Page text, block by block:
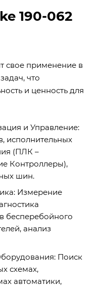
190-062
свое применение в
что
и ценность для
и Управление:
исполнительных
(ПЛК –
Контроллеры),
шин.
Измерение
бесперебойного
анализ
Поиск
схемах,
автоматики,